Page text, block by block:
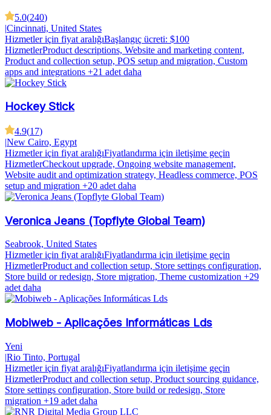
5.0(240)
|Cincinnati, United States
Hizmetler için fiyat aralığıBaşlangıç ücreti: $100
HizmetlerProduct descriptions, Website and marketing content,
Product and collection setup, POS setup and migration, Custom
apps and integrations +21 adet daha
Hockey Stick
4.9(17)
|New Cairo, Egypt
Hizmetler için fiyat aralığıFiyatlandırma için iletişime geçin
HizmetlerCheckout upgrade, Ongoing website management,
Website audit and optimization strategy, Headless commerce, POS
setup and migration +20 adet daha
Veronica Jeans (Topflyte Global Team)
Seabrook, United States
Hizmetler için fiyat aralığıFiyatlandırma için iletişime geçin
HizmetlerProduct and collection setup, Store settings configuration,
Store build or redesign, Store migration, Theme customization +29
adet daha
Mobiweb - Aplicações Informáticas Lds
Yeni
|Rio Tinto, Portugal
Hizmetler için fiyat aralığıFiyatlandırma için iletişime geçin
HizmetlerProduct and collection setup, Product sourcing guidance,
Store settings configuration, Store build or redesign, Store
migration +19 adet daha